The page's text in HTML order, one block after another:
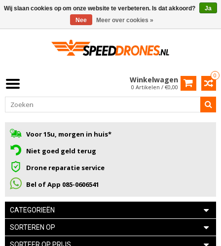
0
Winkelwagen
0 Artikelen / €0,00
Voor 15u, morgen in huis*
Niet goed geld terug
Drone reparatie service
Bel of App 085-0606541
CATEGORIEËN
SORTEREN OP
Wij slaan cookies op om onze website te verbeteren. Is dat akkoord?
Ja
Nee
Meer over cookies »